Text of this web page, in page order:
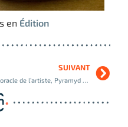
en Édition
SUIVANT